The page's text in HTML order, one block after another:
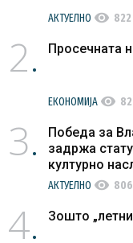
АКТУЕЛНО visibility 822
2 Просечната
ЕКОНОМИЈА visibility
3
Победа за
задржа
културно
АКТУЕЛНО visibility 806
4 Зошто